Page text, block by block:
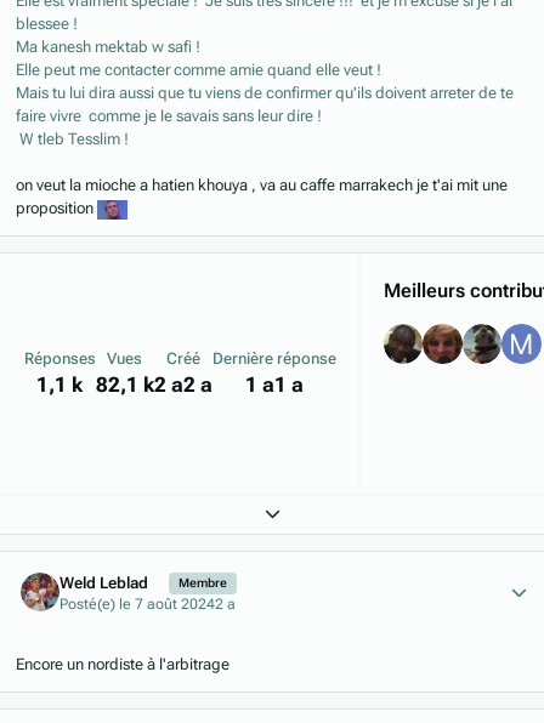
blessee !
Ma kanesh mektab w safi !
Elle peut me contacter comme amie quand elle veut !
Mais tu lui dira aussi que tu viens de confirmer qu'ils doivent arreter de te
faire vivre comme je le savais sans leur dire !
W tleb Tesslim !
on veut la mioche a hatien khouya , va au caffe marrakech je t'ai mit une
proposition
Réponses
1,1 k
Vues
82,1 k
Créé
2 a2 a
Dernière réponse
1 a1 a
Meilleurs
Expand topic overview
Weld Leblad Membre
Posté(e) le 7 août 20242 a
Encore un nordiste à l'arbitrage